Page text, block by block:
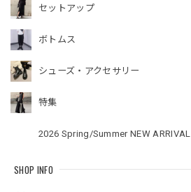
セットアップ
ボトムス
シューズ・アクセサリー
特集
2026 Spring/Summer NEW ARRIVAL
SHOP INFO